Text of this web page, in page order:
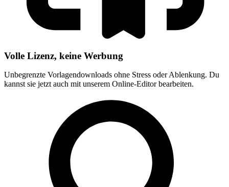
Volle Lizenz, keine Werbung
Unbegrenzte Vorlagendownloads ohne Stress oder Ablenkung. Du
kannst sie jetzt auch mit unserem Online-Editor bearbeiten.